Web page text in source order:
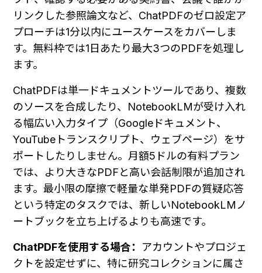
リンクした参照論文など、ChatPDFのゼロ設定ア
プローチは1分以内にユースケースをカバーしま
す。無料枠では1日あたり最大3つのPDFを処理し
ます。
ChatPDFは単一ドキュメントツールであり、複数
のソースを合成したり、NotebookLMが受け入れ
る幅広い入力タイプ（Googleドキュメント、
YouTubeトランスクリプト、ウェブページ）をサ
ポートしたりしません。月額5ドルの有料プラン
では、より大きなPDFと高い会話制限が追加され
ます。最小限の摩擦で軽量な単発PDFの質疑応答
という特定のタスクでは、新しいNotebookLMノ
ートブックを立ち上げるよりも高速です。
ChatPDFを使用する場合： アカウントやプロジェ
クトを設定せずに、特に研究コレクションに属さ